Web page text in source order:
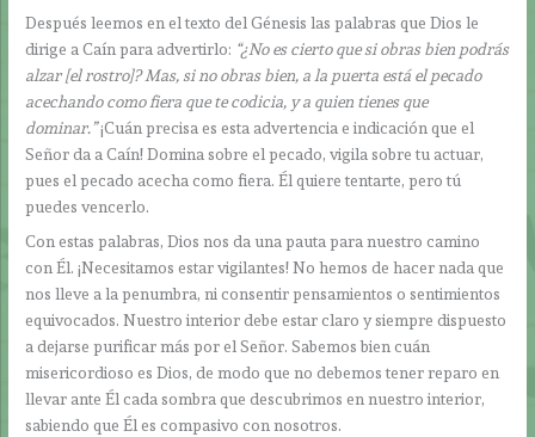
Después leemos en el texto del Génesis las palabras que Dios le
dirige a Caín para advertirlo: “¿No es cierto que si obras bien podrás
alzar [el rostro]? Mas, si no obras bien, a la puerta está el pecado
acechando como fiera que te codicia, y a quien tienes que
dominar.”¡Cuán precisa es esta advertencia e indicación que el
Señor da a Caín! Domina sobre el pecado, vigila sobre tu actuar,
pues el pecado acecha como fiera. Él quiere tentarte, pero tú
puedes vencerlo.
Con estas palabras, Dios nos da una pauta para nuestro camino
con Él. ¡Necesitamos estar vigilantes! No hemos de hacer nada que
nos lleve a la penumbra, ni consentir pensamientos o sentimientos
equivocados. Nuestro interior debe estar claro y siempre dispuesto
a dejarse purificar más por el Señor. Sabemos bien cuán
misericordioso es Dios, de modo que no debemos tener reparo en
llevar ante Él cada sombra que descubrimos en nuestro interior,
sabiendo que Él es compasivo con nosotros.